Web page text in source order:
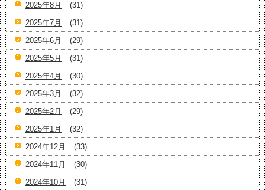
2025年8月
(31)
2025年7月
(31)
2025年6月
(29)
2025年5月
(31)
2025年4月
(30)
2025年3月
(32)
2025年2月
(29)
2025年1月
(32)
2024年12月
(33)
2024年11月
(30)
2024年10月
(31)